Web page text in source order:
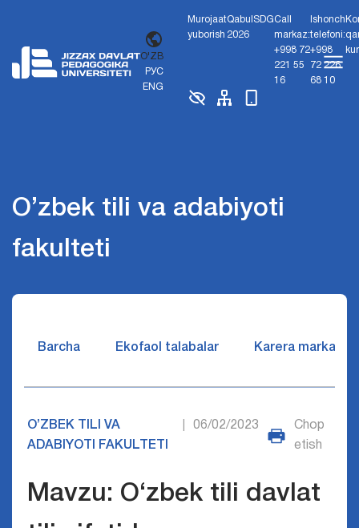
O'ZB
РУС
ENG
Murojaat
yuborish
Qabul
2026
SDGCall
markaz:
+998 72
221 55
16
Ishonch
telefoni:
+998
72 226
68 10
O’zbek tili va adabiyoti
fakulteti
Barcha Ekofaol talabalar Karera markazi
O’ZBEK TILI VA
ADABIYOTI FAKULTETI
06/02/2023
Chop
etish
Mavzu: O‘zbek tili davlat